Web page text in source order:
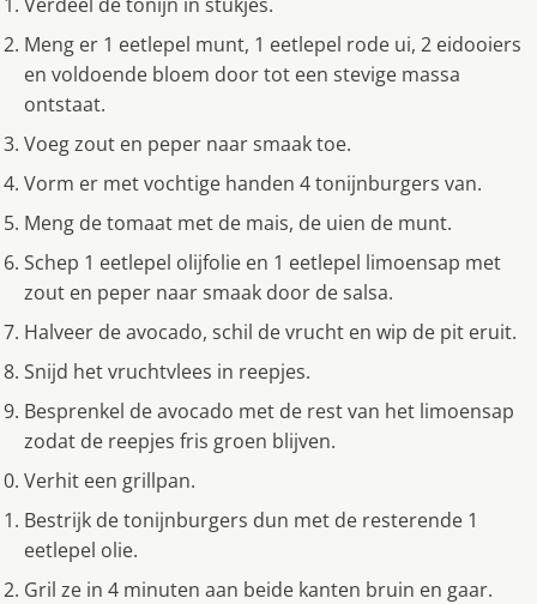
Meng er 1 eetlepel munt, 1 eetlepel rode ui, 2 eidooiers
en voldoende bloem door tot een stevige massa
ontstaat.
Voeg zout en peper naar smaak toe.
Vorm er met vochtige handen 4 tonijnburgers van.
Meng de tomaat met de mais, de uien de munt.
Schep 1 eetlepel olijfolie en 1 eetlepel limoensap met
zout en peper naar smaak door de salsa.
Halveer de avocado, schil de vrucht en wip de pit eruit.
Snijd het vruchtvlees in reepjes.
Besprenkel de avocado met de rest van het limoensap
zodat de reepjes fris groen blijven.
Verhit een grillpan.
Bestrijk de tonijnburgers dun met de resterende 1
eetlepel olie.
Gril ze in 4 minuten aan beide kanten bruin en gaar.